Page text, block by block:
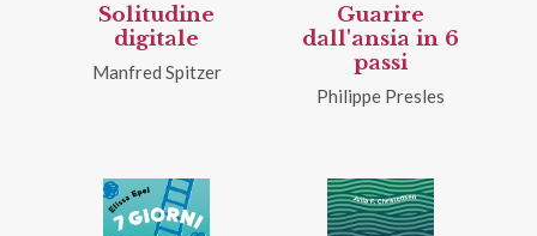
Solitudine
digitale
Manfred Spitzer
Guarire
dall'ansia in 6
passi
Philippe Presles